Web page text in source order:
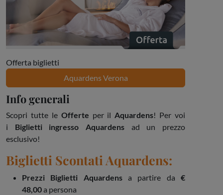
Offerta biglietti
Aquardens Verona
Info generali
Scopri tutte le Offerte per ilAquardens! Per voi
i Biglietti ingresso Aquardens ad un prezzo
esclusivo!
Biglietti Scontati Aquardens:
Prezzi Biglietti Aquardens a partire da€
48,00a persona